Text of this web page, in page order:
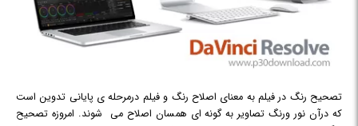
تصحیح رنگ در فیلم به معنای اصلاح رنگ و فیلم درمرحله ی پایانی تدوین است
که درآن نور ورنگ تصاویر به گونه ای همسان اصلاح می شوند. امروزه تصحیح